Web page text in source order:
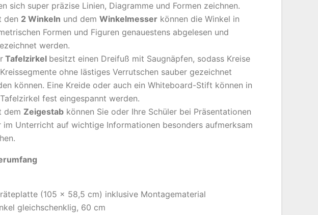
sich super präzise Linien, Diagramme und Formen zeichnen.
den 2 Winkeln und dem Winkelmesser können die Winkel in
Formen und Figuren genauestens abgelesen und
werden.
Tafelzirkel besitzt einen Dreifuß mit Saugnäpfen, sodass Kreise
ohne lästiges Verrutschen sauber gezeichnet
können. Eine Kreide oder auch ein Whiteboard-Stift können in
fest eingespannt werden.
dem Zeigestab können Sie oder Ihre Schüler bei Präsentationen
im Unterricht auf wichtige Informationen besonders aufmerksam
(105 x 58,5 cm) inklusive Montagematerial
gleichschenklig, 60 cm